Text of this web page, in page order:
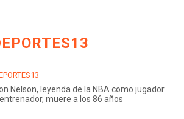
Nelson, leyenda de la NBA como jugador
muere a los 86 años